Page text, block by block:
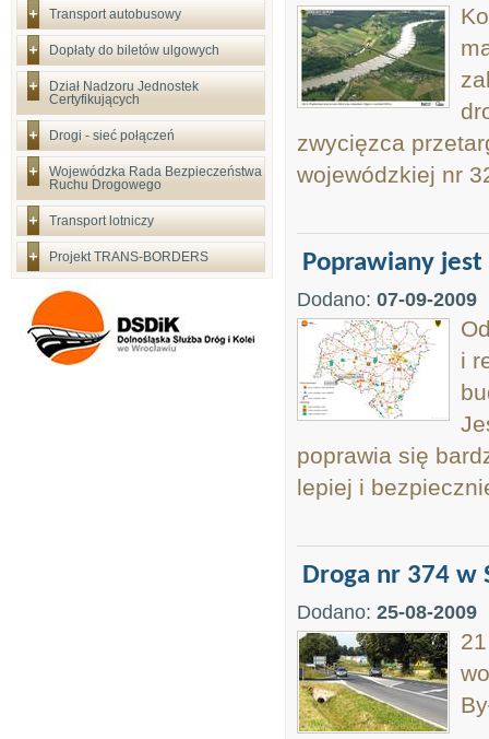
Transport autobusowy
Dopłaty do biletów ulgowych
Dział Nadzoru Jednostek
Certyfikujących
Drogi - sieć połączeń
Wojewódzka Rada Bezpieczeństwa
Ruchu Drogowego
Transport lotniczy
Projekt TRANS-BORDERS
zwycięzca
wojewódzkiej nr
Poprawiany
Dodano: 07-09-2009
i
poprawia się
lepiej i
Droga nr 374 w
Dodano: 25-08-2009